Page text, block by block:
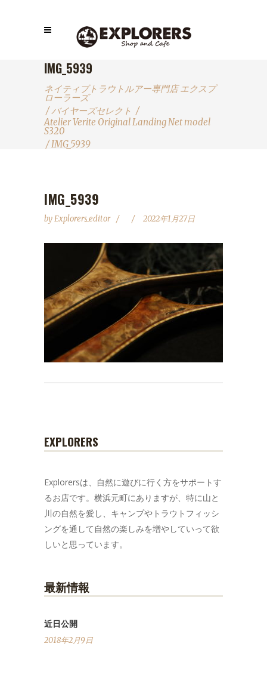
IMG_5939
ネイティブトラウトルアー専門店 エクスプ
ローラーズ
/バイヤーズセレクト /
Atelier Verite Original Landing Net model
S320
/IMG_5939
IMG_5939
byExplorers_editor 2022年1月27日
EXPLORERS
Explorersは、自然に遊びに行く方をサポートす
るお店です。横浜元町にありますが、特に山と
川の自然を愛し、キャンプやトラウトフィッシ
ングを通して自然の楽しみを増やしていって欲
しいと思っています。
最新情報
近日公開
2018年2月9日